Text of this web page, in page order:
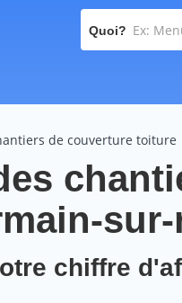
Quoi?
de couverture toiture
chiffre